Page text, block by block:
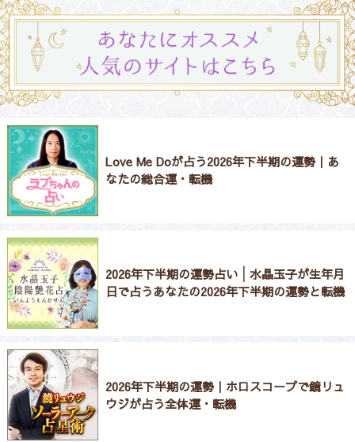
Love Me Doが占う2026年下半期の運勢｜あ
なたの総合運・転機
2026年下半期の運勢占い│水晶玉子が生年月
日で占うあなたの2026年下半期の運勢と転機
2026年下半期の運勢｜ホロスコープで鏡リュ
ウジが占う全体運・転機